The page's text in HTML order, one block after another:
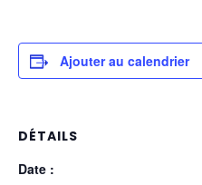
Ajouter au calendrier
DÉTAILS
Date :